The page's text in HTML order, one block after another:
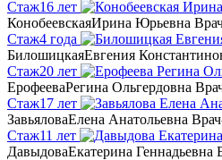
Стаж16 лет
КонобеевскаяИрина Юрьевна
Стаж4 года
БилошицкаяЕвгения
Стаж20 лет
ЕрофееваРегина Ольгердовна
Стаж17 лет
ЗавьяловаЕлена Анатольевна
Стаж11 лет
ДавыдоваЕкатерина Геннадьевна